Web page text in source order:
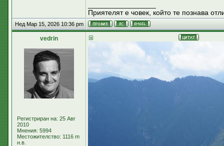
Приятелят е човек, който те познава
Нед Мар 15, 2026 10:36 pm
vedrin
Регистриран на: 25 Авг
2010
Мнения: 5994
Местожителство: 1116 m
н.в.